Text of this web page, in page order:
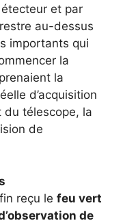
et par
au-dessus
importants qui
la
la
d’acquisition
du télescope, la
de
reçu le feu vert
de